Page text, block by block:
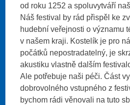
od roku 1252 a spoluvytváří
Náš festival by rád přispěl ke
hudební veřejnosti o významu
v našem kraji. Kostelík je pro
počátků nepostradatelný, je
akustiku vlastně dalším
Ale potřebuje naši péči. Část
dobrovolného vstupného z
bychom rádi věnovali na tuto